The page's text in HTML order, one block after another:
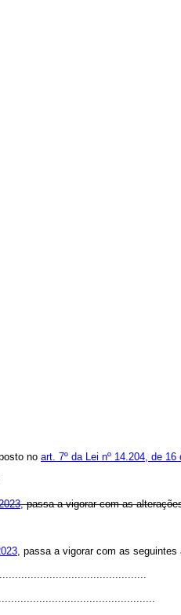
no art. 7º da Lei nº 14.204, de
passa a vigorar com as
, passa a vigorar com as seguintes